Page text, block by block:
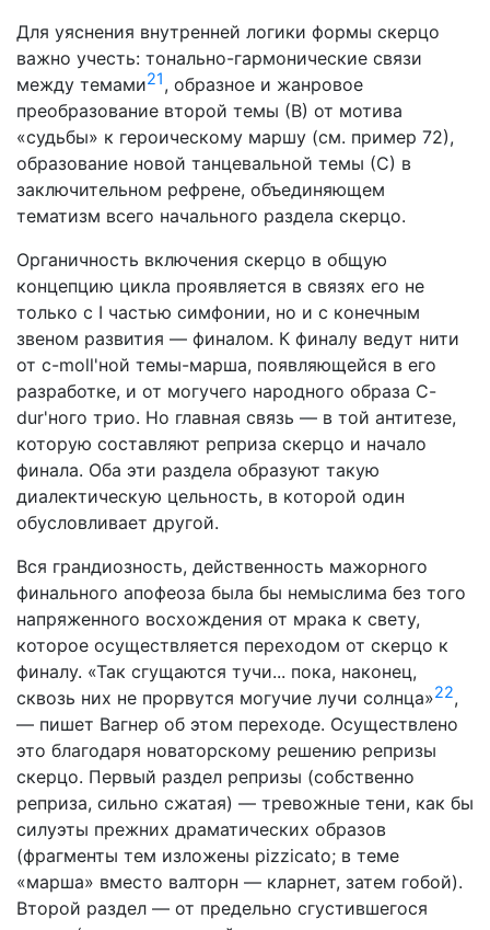
Для уяснения внутренней логики формы скерцо
важно учесть: тонально-гармонические связи
между темами21, об­разное и жанровое
преобразование второй темы (В) от мо­тива
«судьбы» к героическому маршу (см. пример 72),
обра­зование новой танцевальной темы (С) в
заключительном рефрене, объединяющем
тематизм всего начального раздела скерцо.
Органичность включения скерцо в общую
концепцию цик­ла проявляется в связях его не
только с I частью симфонии, но и с конечным
звеном развития — финалом. К финалу ве­дут нити
от с-moll'ной темы-марша, появляющейся в его
раз­работке, и от могучего народного образа C-
dur'ного трио. Но главная связь — в той антитезе,
которую составляют ре­приза скерцо и начало
финала. Оба эти раздела образуют такую
диалектическую цельность, в которой один
обуслов­ливает другой.
Вся грандиозность, действенность мажорного
финального апофеоза была бы немыслима без того
напряженного восхож­дения от мрака к свету,
которое осуществляется переходом от скерцо к
финалу. «Так сгущаются тучи... пока, наконец,
сквозь них не прорвутся могучие лучи солнца»22,
— пишет Вагнер об этом переходе. Осуществлено
это благодаря нова­торскому решению репризы
скерцо. Первый раздел репризы (собственно
реприза, сильно сжатая) — тревожные тени, как бы
силуэты прежних драматических образов
(фрагменты тем изложены pizzicato; в теме
«марша» вместо валторн — клар­нет, затем гобой).
Второй раздел — от предельно сгустивше­гося